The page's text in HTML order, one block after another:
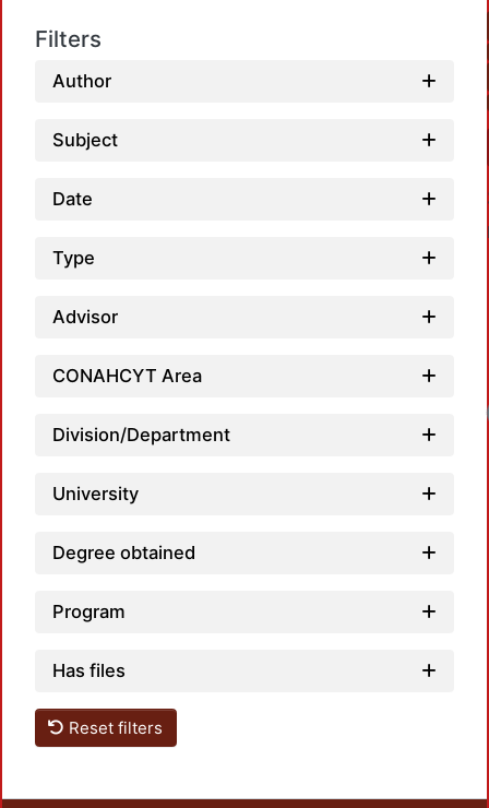
Filters
Author
Subject
Date
Type
Advisor
CONAHCYT Area
Division/Department
University
Degree obtained
Program
Has files
Reset filters